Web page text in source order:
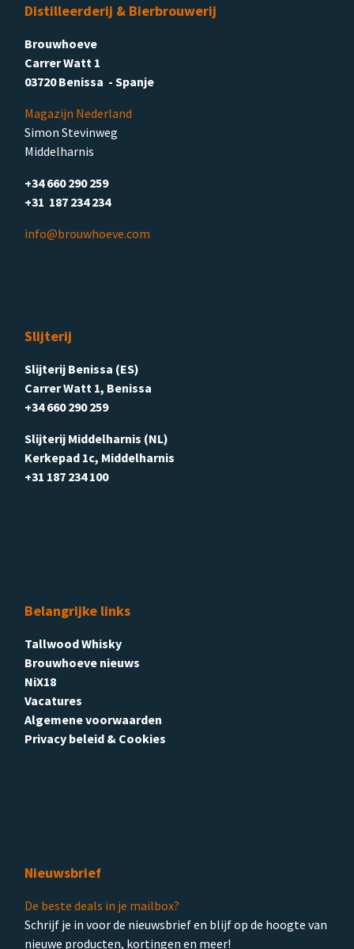
Distilleerderij & Bierbrouwerij
Brouwhoeve
Carrer Watt 1
03720 Benissa - Spanje
Magazijn Nederland
Simon Stevinweg
Middelharnis
+34 660 290 259
+31 187 234 234
info@brouwhoeve.com
Slijterij
Slijterij Benissa (ES)
Carrer Watt 1, Benissa
+34 660 290 259
Slijterij Middelharnis (NL)
Kerkepad 1c, Middelharnis
+31 187 234 100
Belangrijke links
Tallwood Whisky
Brouwhoeve nieuws
NiX18
Vacatures
Algemene voorwaarden
Privacy beleid & Cookies
Nieuwsbrief
De beste deals in je mailbox?
Schrijf je in voor de nieuwsbrief en blijf op de hoogte van
nieuwe producten, kortingen en meer!